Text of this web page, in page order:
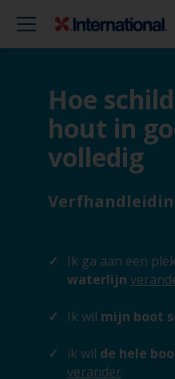
Hoe
hout in
volledig
Ik ga aan een
waterlijn
Ik wil mijn boot
ik wil de hele
verander